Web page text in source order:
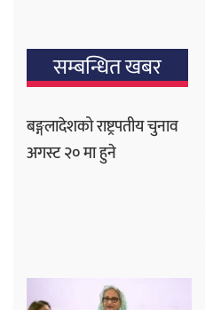
सम्बन्धित खबर
बङ्गलादेशको राष्ट्रपतीय चुनाव
अगस्ट २० मा हुने